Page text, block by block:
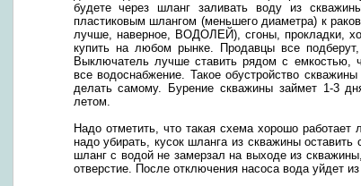
будете через шланг заливать воду из
пластиковым шлангом (меньшего диаметра) к
лучше, наверное, ВОДОЛЕЙ), сгоны, прокладки,
купить на любом рынке. Продавцы все
Выключатель лучше ставить рядом с емкостью,
все водоснабжение. Такое обустройство
делать самому. Бурение скважины займет 1-3
летом.
Надо отметить, что такая схема хорошо
надо убирать, кусок шланга из скважины
шланг с водой не замерзал на выходе из
отверстие. После отключения насоса вода уйдет из